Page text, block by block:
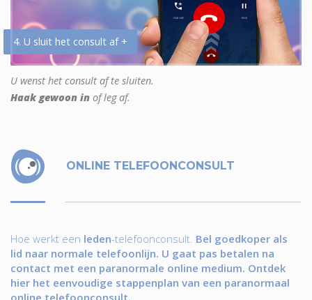
4. U sluit het consult af +
U wenst het consult af te sluiten.
Haak gewoon in of leg af.
ONLINE TELEFOONCONSULT
Hoe werkt een leden-telefoonconsult. Bel goedkoper als
lid naar normale telefoonlijn. U gaat pas betalen na
contact met een paranormale online medium. Ontdek
hier het eenvoudige stappenplan van een paranormaal
online telefoonconsult.